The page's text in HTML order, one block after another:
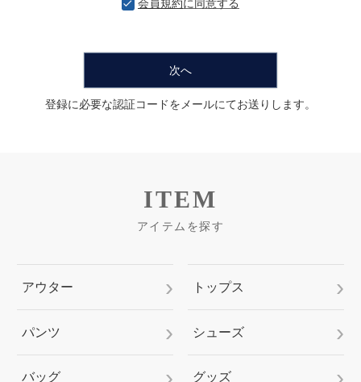
会員規約に同意する
次へ
登録に必要な認証コードをメールにてお送りします。
ITEM
アイテムを探す
アウター トップス
パンツ シューズ
バッグ グッズ